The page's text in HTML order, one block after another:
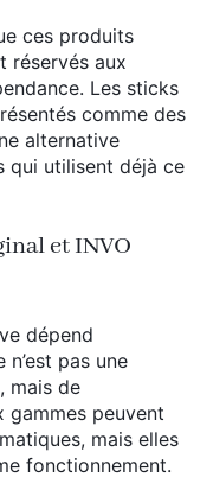
ces produits
réservés aux
Les sticks
comme des
alternative
qui utilisent déjà ce
et INVO
dépend
pas une
mais de
gammes peuvent
mais elles
fonctionnement.